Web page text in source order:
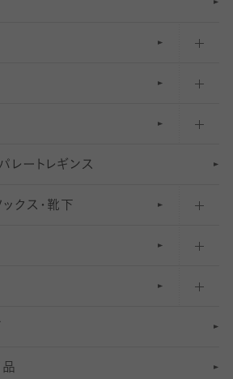
クス・靴下
し）用ソックス
ソックス（くるぶし上）
くらはぎ下）
ハイソックス
ーソックス（深め）
ーソックス（ふつう）
ーソックス（浅め）
タイツ（薄手タイツ）
イツ
イツ
イツ
タイツ
タイツ
以上（防寒・厚手タイツ）
ギパン）
ッキング
グ
ング
キング
パレー ト レ ギンス
ックス・靴下
ソックス・靴下
クス・靴下
ックス・靴下
・靴下
下
ル用ソックス
ス